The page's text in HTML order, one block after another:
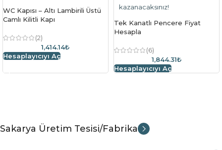
WC Kapısı – Altı Lambirili Üstü
Camlı Kilitli Kapı
(2)
1,414.14₺
Hesaplayıcıyı Aç
kazanacaksınız!
Tek Kanatlı Pencere Fiyat
Hesapla
(6)
1,844.31₺
Hesaplayıcıyı Aç
Sakarya Üretim Tesisi/Fabrika